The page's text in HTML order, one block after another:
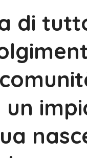
di
un